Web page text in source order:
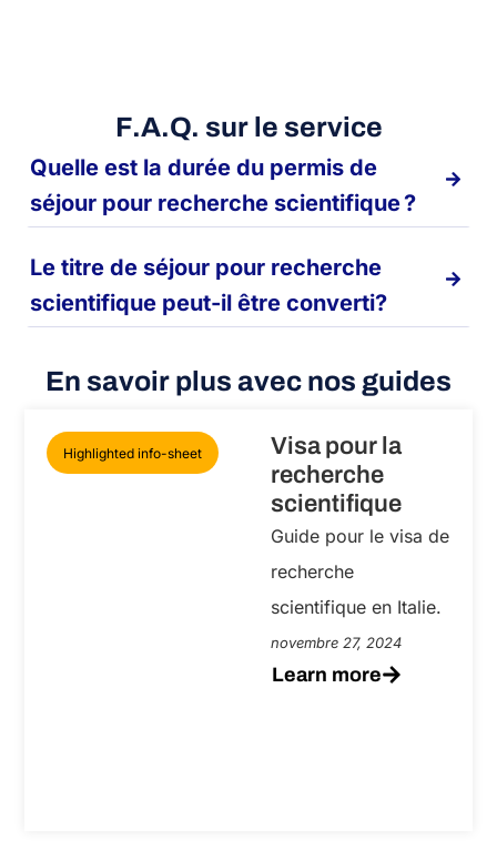
F.A.Q. sur le service
Quelle est la durée du permis de
séjour pour recherche scientifique ?
Le titre de séjour pour recherche
scientifique peut-il être converti?
En savoir plus avec nos guides
Highlighted info-sheet
Visa pour la
recherche
scientifique
Guide pour le visa de
recherche
scientifique en Italie.
novembre 27, 2024
Learn more